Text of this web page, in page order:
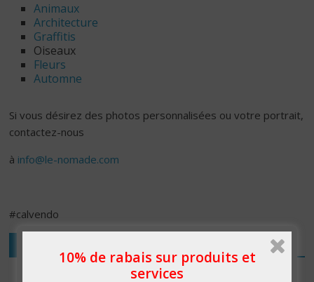
Animaux
Architecture
Graffitis
Oiseaux
Fleurs
Automne
Si vous désirez des photos personnalisées ou votre portrait,
contactez-nous
à info@le-nomade.com
#calvendo
10% de rabais sur produits et
services